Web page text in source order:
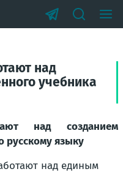
над
учебника
над созданием
русскому языку
над единым